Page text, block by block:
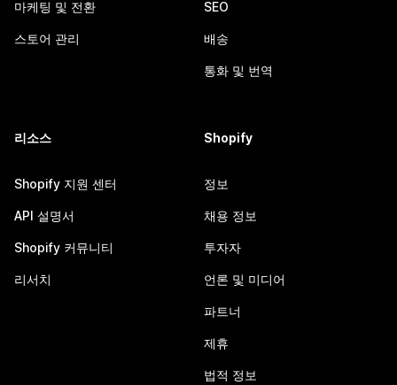
마케팅 및 전환
스토어 관리
SEO
배송
통화 및 번역
리소스
Shopify 지원 센터
API 설명서
Shopify 커뮤니티
리서치
Shopify
정보
채용 정보
투자자
언론 및 미디어
파트너
제휴
법적 정보